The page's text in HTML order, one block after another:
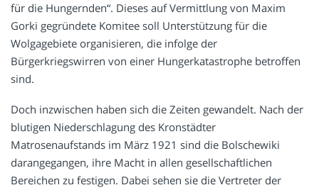
für die Hungernden“. Dieses auf Vermittlung von Maxim
Gorki gegründete Komitee soll Unterstützung für die
Wolgagebiete organisieren, die infolge der
Bürgerkriegswirren von einer Hungerkatastrophe betroffen
sind.
Doch inzwischen haben sich die Zeiten gewandelt. Nach der
blutigen Niederschlagung des Kronstädter
Matrosenaufstands im März 1921 sind die Bolschewiki
darangegangen, ihre Macht in allen gesellschaftlichen
Bereichen zu festigen. Dabei sehen sie die Vertreter der